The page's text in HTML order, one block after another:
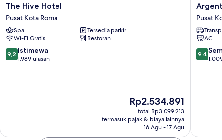
The
Hive
Hotel
Pusat
Kota
Roma
The Hive Hotel
Pusat Kota Roma
Spa
Tersedia parkir
Wi-Fi Gratis
Restoran
9.2
dari
9,2 Istimewa
1.989 ulasan
Harga
sekarang
Rp2.534.891
Rp2.534.891
total Rp3.099.213
termasuk pajak & biaya lainnya
16 Agu - 17 Agu
Style
Hotel
Pusat
Kota
Roma
Pusat
AC
9.4
dari
9,4